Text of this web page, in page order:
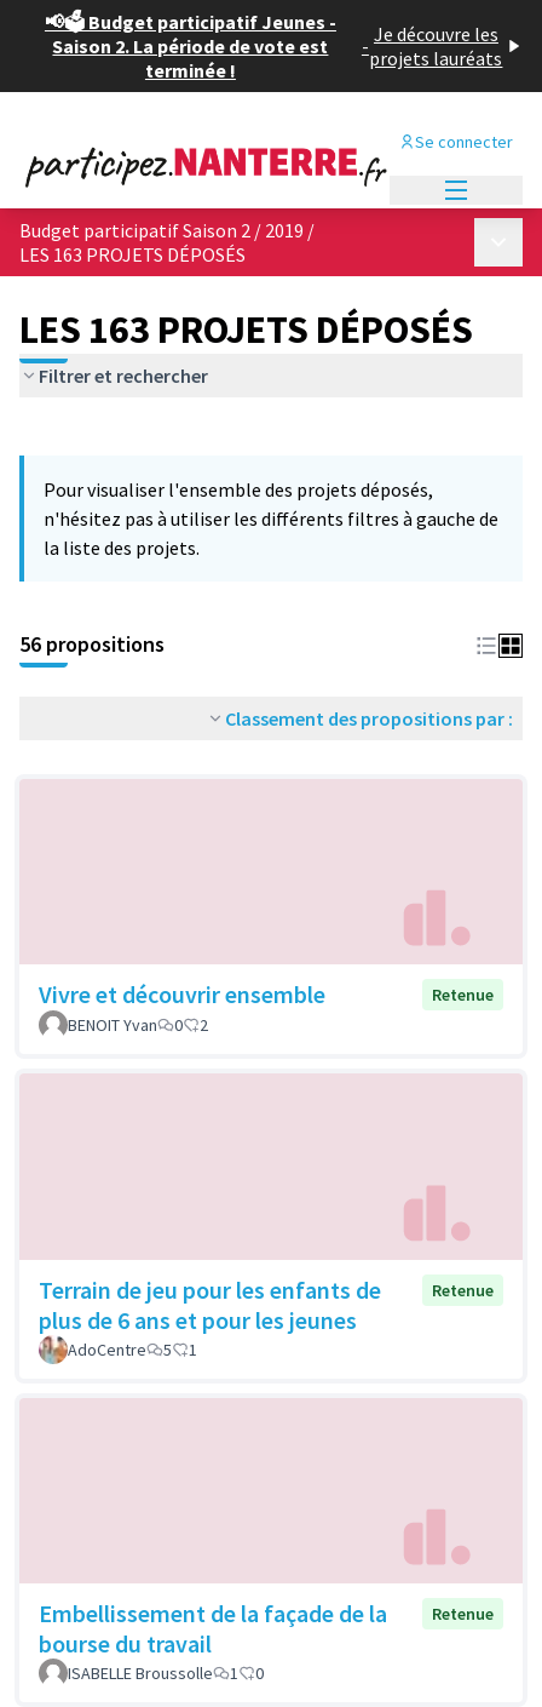
📢🗳️ Budget participatif Jeunes -
Saison 2. La période de vote est
terminée !
- Je découvre les
projets lauréats
Se connecter
Budget participatif Saison 2 / 2019 /
LES 163 PROJETS DÉPOSÉS
LES 163 PROJETS DÉPOSÉS
Filtrer et rechercher
−
Pour visualiser l'ensemble des projets déposés,
n'hésitez pas à utiliser les différents filtres à gauche de
la liste des projets.
56 propositions
Classement des propositions par :
Vivre et découvrir ensemble
Retenue
BENOIT Yvan
0 2
Terrain de jeu pour les enfants de
plus de 6 ans et pour les jeunes
Retenue
AdoCentre 5 1
Embellissement de la façade de la
bourse du travail
Retenue
ISABELLE Broussolle 1 0